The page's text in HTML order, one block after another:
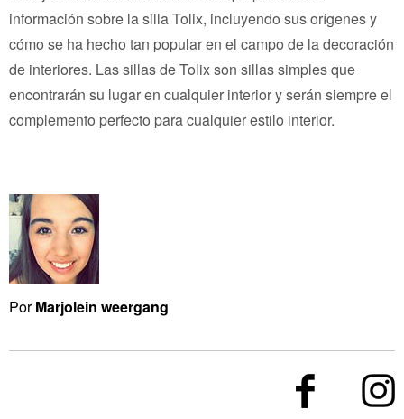
información sobre la silla Tolix, incluyendo sus orígenes y
cómo se ha hecho tan popular en el campo de la decoración
de interiores. Las sillas de Tolix son sillas simples que
encontrarán su lugar en cualquier interior y serán siempre el
complemento perfecto para cualquier estilo interior.
PorMarjolein weergang